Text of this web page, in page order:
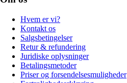
Hvem er vi?
Kontakt os
Salgsbetingelser
Retur & refundering
Juridiske oplysninger
Betalingsmetoder
Priser og forsendelsesmuligheder